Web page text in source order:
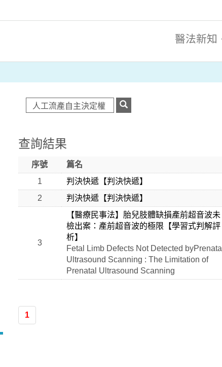
醫法新知
查詢結果
序號 篇名
1
判決快遞【判決快遞】
2
判決快遞【判決快遞】
3
【醫療民事法】胎兒肢體缺損產前超音波未
檢出案：產前超音波的極限【學習式判解評
析】
Fetal Limb Defects Not Detected byPrenatal
Ultrasound Scanning : The Limitation of
Prenatal Ultrasound Scanning
1